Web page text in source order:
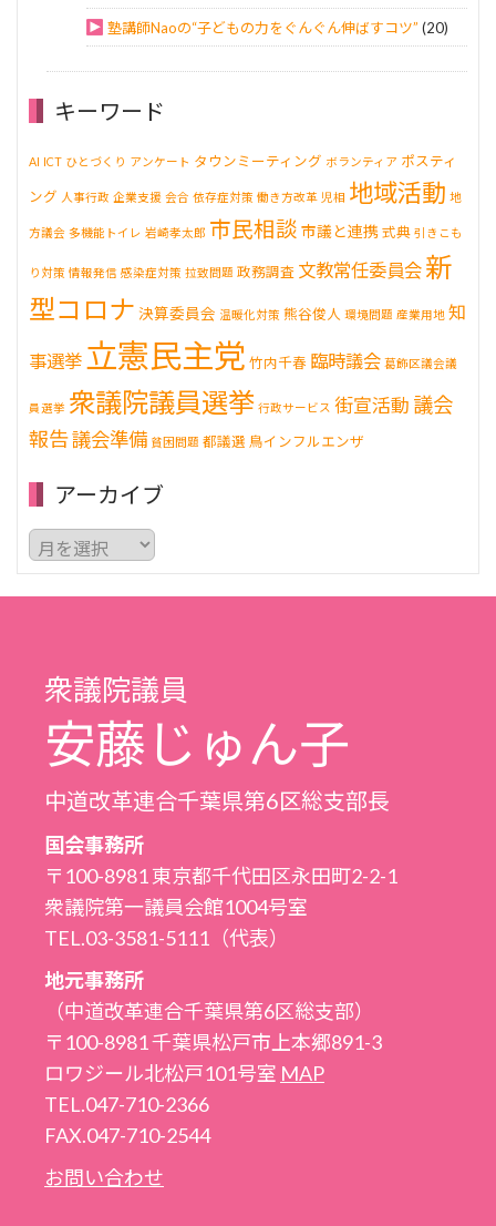
塾講師Naoの“子どもの力をぐんぐん伸ばすコツ” (20)
キーワード
AI ICT ひとづくり アンケート タウンミーティング ボランティア ポスティ
ング 人事行政 企業支援 会合 依存症対策 働き方改革 児相 地域活動 地
方議会 多機能トイレ 岩崎孝太郎 市民相談 市議と連携 式典 引きこも
り対策 情報発信 感染症対策 拉致問題 政務調査 文教常任委員会 新
型コロナ 決算委員会 温暖化対策 熊谷俊人 環境問題 産業用地 知
事選挙 立憲民主党 竹内千春 臨時議会 葛飾区議会議
員選挙 衆議院議員選挙 行政サービス 街宣活動 議会
報告議会準備 貧困問題 都議選 鳥インフルエンザ
アーカイブ
ア
ー
カ
イ
衆議院議員
安藤じゅん子
中道改革連合千葉県第6区総支部長
国会事務所
〒100-8981 東京都千代田区永田町2-2-1
衆議院第一議員会館1004号室
TEL.03-3581-5111（代表）
地元事務所
（中道改革連合千葉県第6区総支部）
〒100-8981 千葉県松戸市上本郷891-3
ロワジール北松戸101号室 MAP
TEL.047-710-2366
FAX.047-710-2544
お問い合わせ